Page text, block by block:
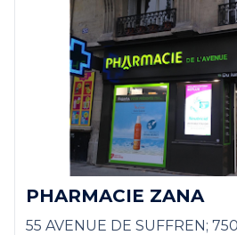
PHARMACIE ZANA
55 AVENUE DE SUFFREN;